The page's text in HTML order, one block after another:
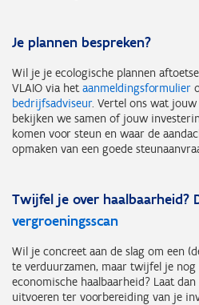
Je plannen bespreken?
Wil je je ecologische plannen
VLAIO via hetaanmeldingsformulier
bedrijfsadviseur. Vertel ons wat
bekijken we samen of jouw
komen voor steun en waar de
opmaken van een goede
Twijfel je over haalbaarheid?
vergroeningsscan
Wil je concreet aan de slag om een
te verduurzamen, maar twijfel je nog
economische haalbaarheid? Laat
uitvoeren ter voorbereiding van je